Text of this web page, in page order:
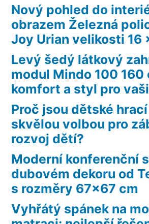
Nový pohled do
obrazem Železná
Joy Urian velikosti 16
Levý šedý látkový
modul Mindo 100 160
komfort a styl pro
Proč jsou dětské
skvělou volbou pro
rozvoj dětí?
Moderní konferenční
dubovém dekoru od
s rozměry 67×67 cm
Vyhřátý spánek na